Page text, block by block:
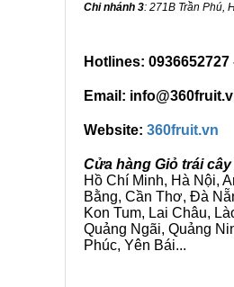
Chi nhánh 3: 271B Trần Phú,
Hotlines: 0936652727
Email:
Website: 360fruit.vn
Cửa hàng Giỏ trái
Hồ Chí Minh, Hà Nội,
Bằng, Cần Thơ, Đà
Kon Tum, Lai Châu,
Quảng Ngãi, Quảng
Phúc, Yên Bái...